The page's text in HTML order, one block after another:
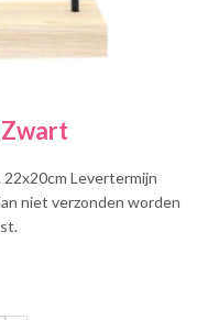
22x20cm Levertermijn
niet verzonden worden